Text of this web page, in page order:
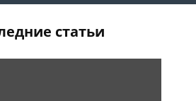
статьи